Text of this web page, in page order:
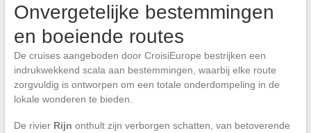
Onvergetelijke bestemmingen
en boeiende routes
De cruises aangeboden door CroisiEurope bestrijken een
indrukwekkend scala aan bestemmingen, waarbij elke route
zorgvuldig is ontworpen om een totale onderdompeling in de
lokale wonderen te bieden.
De rivier Rijn onthult zijn verborgen schatten, van betoverende